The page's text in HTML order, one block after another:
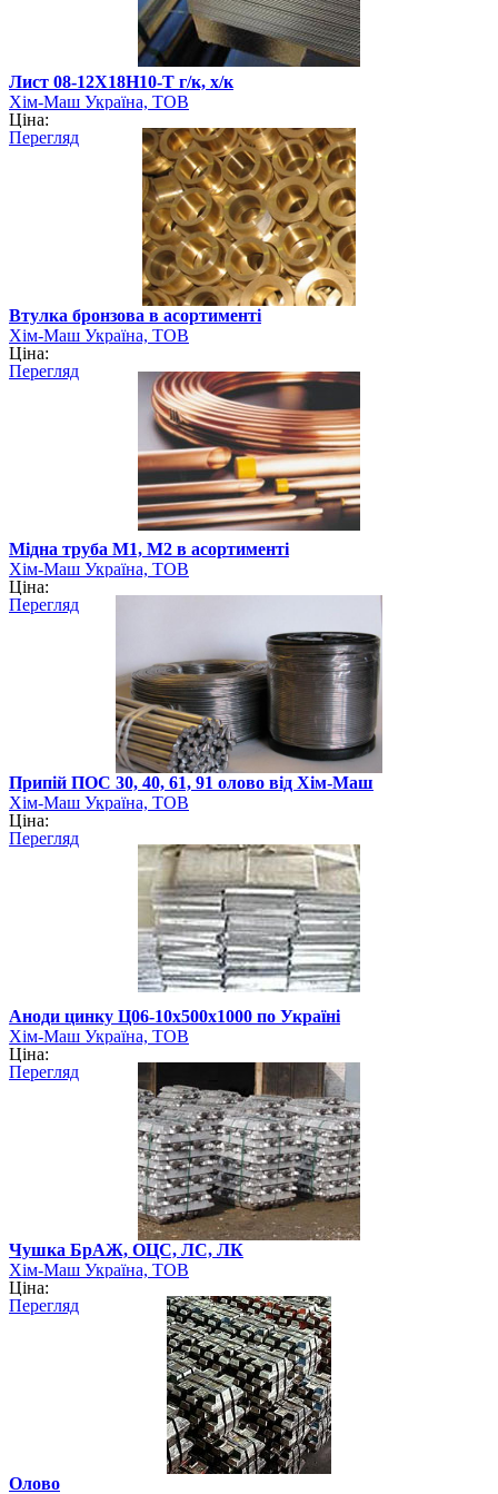
Лист 08-12Х18Н10-Т г/к, х/к
Хім-Маш Україна, ТОВ
Ціна:
Перегляд
Втулка бронзова в асортименті
Хім-Маш Україна, ТОВ
Ціна:
Перегляд
Мідна труба М1, М2 в асортименті
Хім-Маш Україна, ТОВ
Ціна:
Перегляд
Припій ПОС 30, 40, 61, 91 олово від Хім-Маш
Хім-Маш Україна, ТОВ
Ціна:
Перегляд
Аноди цинку Ц06-10х500х1000 по Україні
Хім-Маш Україна, ТОВ
Ціна:
Перегляд
Чушка БрАЖ, ОЦС, ЛС, ЛК
Хім-Маш Україна, ТОВ
Ціна:
Перегляд
Олово